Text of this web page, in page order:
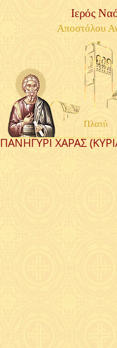
Ιερός
Αποστόλου
Πλατύ
ΠΑΝΗΓΥΡΙ ΧΑΡΑΣ